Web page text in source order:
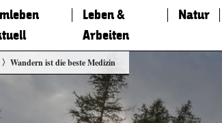
Leben &
Arbeiten
Natur
Wandern ist die beste Medizin